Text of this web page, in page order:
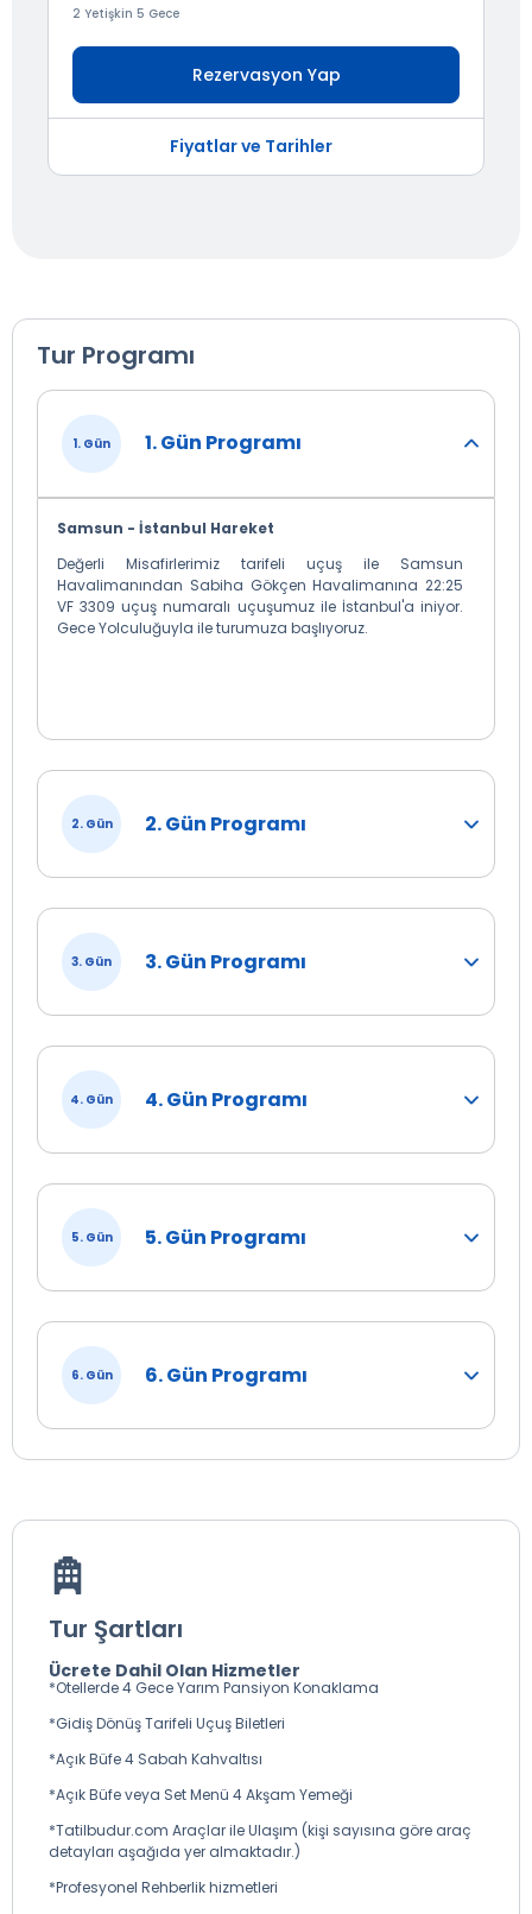
2 Yetişkin 5 Gece
Rezervasyon Yap
Fiyatlar ve Tarihler
Tur Programı
1. Gün 1. Gün Programı
Samsun - İstanbul Hareket
Değerli Misafirlerimiz tarifeli uçuş ile Samsun
Havalimanından Sabiha Gökçen Havalimanına 22:25
VF 3309 uçuş numaralı uçuşumuz ile İstanbul'a iniyor.
Gece Yolculuğuyla ile turumuza başlıyoruz.
2. Gün 2. Gün Programı
3. Gün 3. Gün Programı
4. Gün 4. Gün Programı
5. Gün 5. Gün Programı
6. Gün 6. Gün Programı
Tur Şartları
Ücrete Dahil Olan Hizmetler
*Otellerde 4 Gece Yarım Pansiyon Konaklama
*Gidiş Dönüş Tarifeli Uçuş Biletleri
*Açık Büfe 4 Sabah Kahvaltısı
*Açık Büfe veya Set Menü 4 Akşam Yemeği
*Tatilbudur.com Araçlar ile Ulaşım (kişi sayısına göre araç
detayları aşağıda yer almaktadır.)
*Profesyonel Rehberlik hizmetleri